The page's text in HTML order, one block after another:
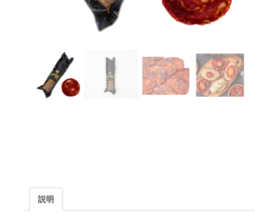
説明